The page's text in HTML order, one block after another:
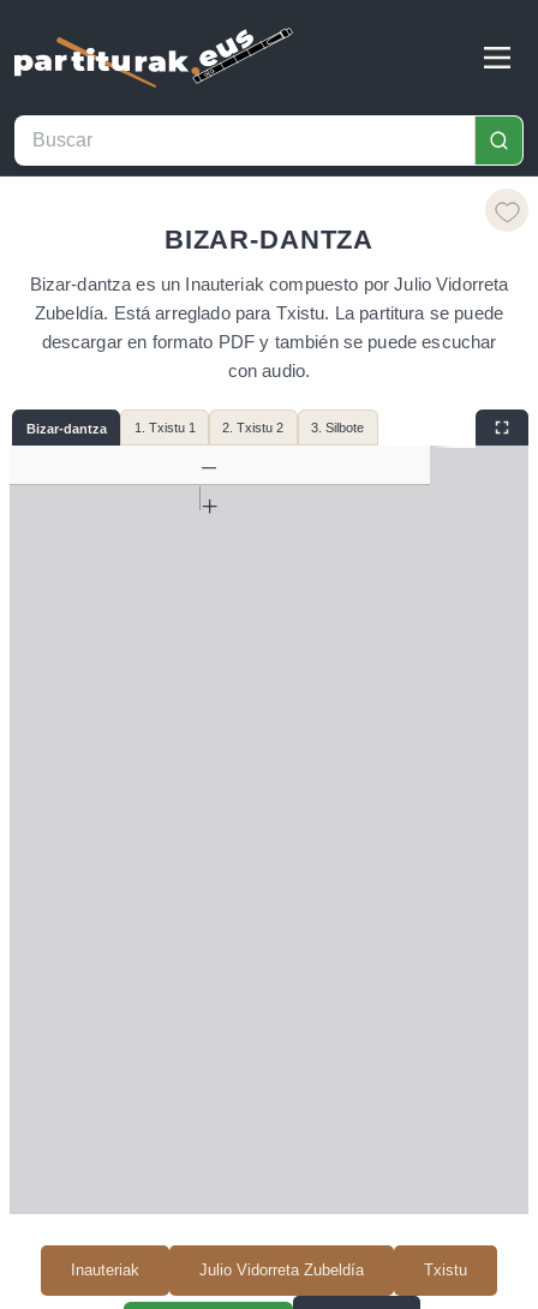
BIZAR-DANTZA
Inauteriak Julio Vidorreta Zubeldía Txistu
Bizar-dantza es un Inauteriak compuesto por Julio Vidorreta
Zubeldía. Está arreglado para Txistu. La partitura se puede
descargar en formato PDF y también se puede escuchar
con audio.
Bizar-dantza 1. Txistu 1 2. Txistu 2 3. Silbote